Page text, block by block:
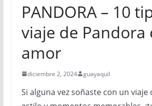
PANDORA – 10
viaje de Pandora
amor
diciembre 2, 2024 guayaquil
Si alguna vez soñaste con un viaje